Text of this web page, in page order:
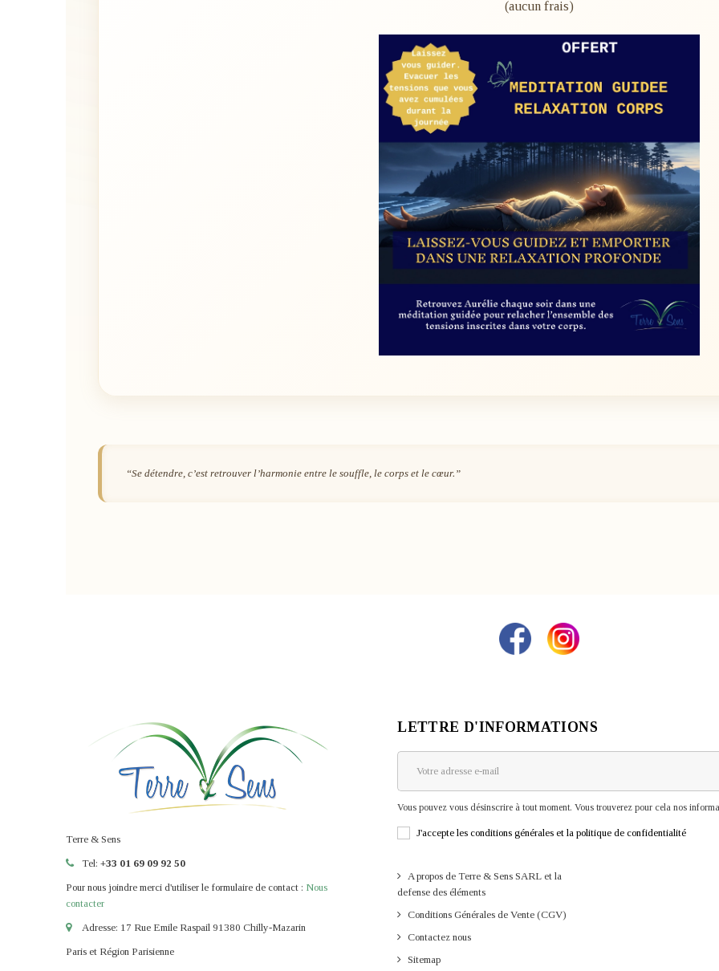
(aucun frais)
“Se détendre, c’est retrouver l’harmonie entre le souffle, le corps et le cœur.”
Terre & Sens
Tel: +33 01 69 09 92 50
Pour nous joindre merci d'utiliser le formulaire de contact : Nous
contacter
Adresse: 17 Rue Emile Raspail 91380 Chilly-Mazarin
Paris et Région Parisienne
LETTRE D'INFORMATIONS
Vous pouvez vous désinscrire à tout moment. Vous trouverez pour cela nos
J'accepte les conditions générales et la politique de confidentialité
A propos de Terre & Sens SARL et la
defense des éléments
Conditions Générales de Vente (CGV)
Contactez nous
Sitemap